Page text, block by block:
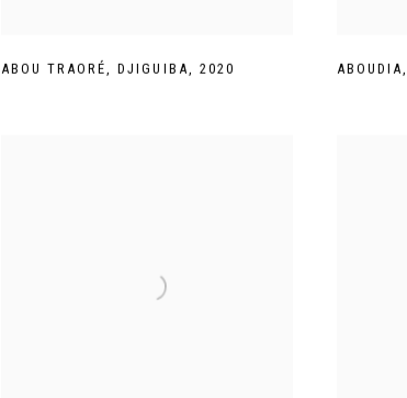
ABOU TRAORÉ,DJIGUIBA, 2020 ABOUDIA,